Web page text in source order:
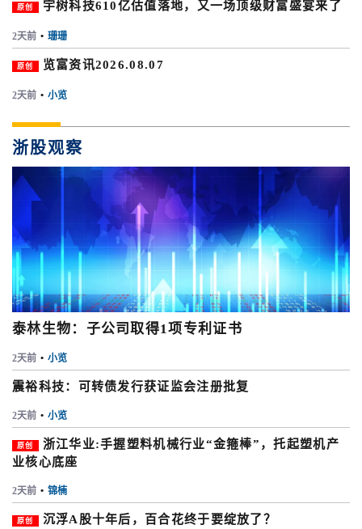
原创 宇树科技610亿估值落地，又一场顶级财富盛宴来了
2天前 • 珊珊
原创 览富资讯2026.08.07
2天前 • 小览
浙股观察
泰林生物：子公司取得1项专利证书
2天前 • 小览
震裕科技：可转债发行获证监会注册批复
2天前 • 小览
原创
浙江华业:手握塑料机械行业“金箍棒”，托起塑机产
业核心底座
2天前 • 锦楠
原创 沉浮A股十年后，百合花终于要绽放了？